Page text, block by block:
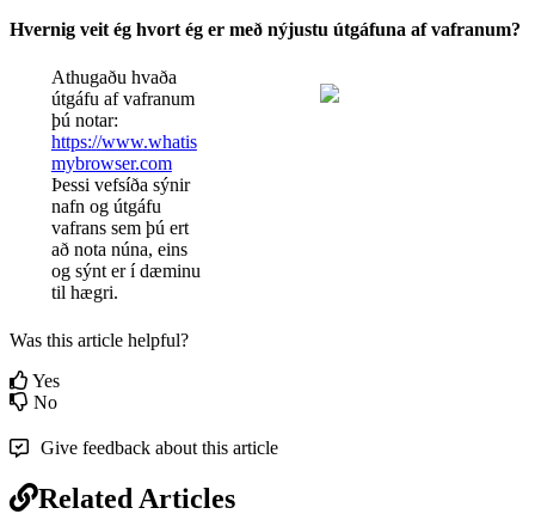
Hvernig veit ég hvort ég er með nýjustu útgáfuna af vafranum?
Athugaðu hvaða
útgáfu af vafranum
þú notar:
https://www.whatis
mybrowser.com
Þessi vefsíða sýnir
nafn og útgáfu
vafrans sem þú ert
að nota núna, eins
og sýnt er í dæminu
til hægri.
Was this article helpful?
Yes
No
Give feedback about this article
Related Articles